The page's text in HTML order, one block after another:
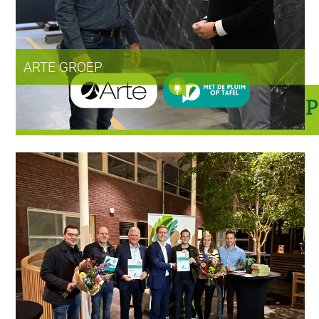
ARTE GROEP
PODCAST MET DE PLUIM